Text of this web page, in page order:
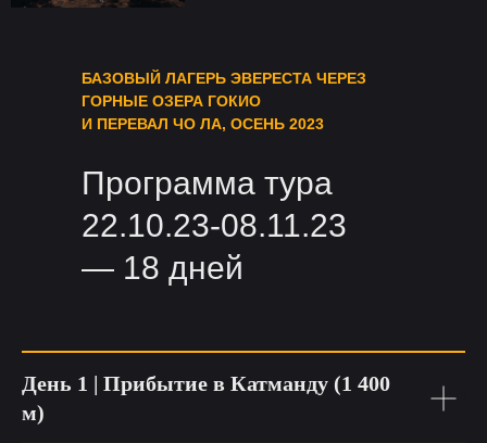
Программа тура
22.10.23-08.11.23
— 18 дней
БАЗОВЫЙ ЛАГЕРЬ ЭВЕРЕСТА ЧЕРЕЗ
ГОРНЫЕ ОЗЕРА ГОКИО
И ПЕРЕВАЛ ЧО ЛА, ОСЕНЬ 2023
День 1 | Прибытие в Катманду (1 400
м)